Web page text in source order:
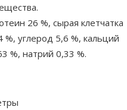
26 %, сырая клетчатка
углерод 5,6 %, кальций
%, натрий 0,33 %.